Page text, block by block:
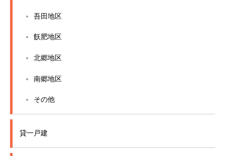
吾田地区
飫肥地区
北郷地区
南郷地区
その他
貸一戸建